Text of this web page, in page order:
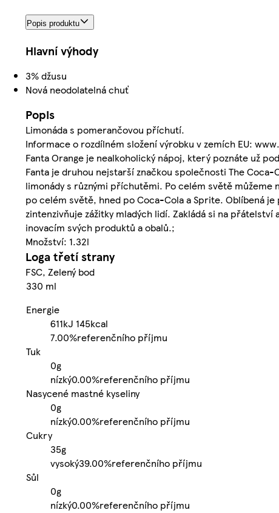
Popis produktu
Hlavní výhody
3% džusu
Nová neodolatelná chuť
Popis
Limonáda s pomerančovou příchutí.
Informace o rozdílném složení výrobku v zemích EU:
Fanta Orange je nealkoholický nápoj, který poznáte už
Fanta je druhou nejstarší značkou společnosti The
limonády s různými příchutěmi. Po celém světě
po celém světě, hned po Coca-Cola a Sprite. Oblíbená
zintenzivňuje zážitky mladých lidí. Zakládá si na
inovacím svých produktů a obalů.;
Množství: 1.32l
Loga třetí strany
FSC, Zelený bod
330 ml
Energie
611kJ 145kcal
7.00%referenčního příjmu
Tuk
0g
nízký0.00%referenčního příjmu
Nasycené mastné kyseliny
0g
nízký0.00%referenčního příjmu
Cukry
35g
vysoký39.00%referenčního příjmu
Sůl
0g
nízký0.00%referenčního příjmu